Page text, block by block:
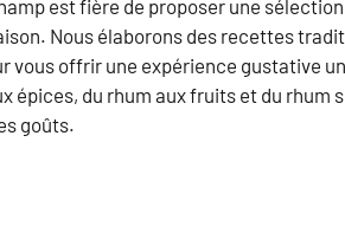
est fière de proposer une
Nous élaborons des recettes
vous offrir une expérience gustative
épices, du rhum aux fruits et du rhum
goûts.